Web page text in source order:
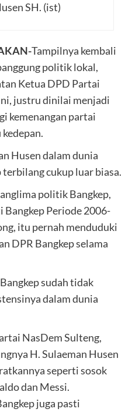
SH. (ist)
Tampilnya kembali
politik lokal,
Ketua DPD Partai
justru dinilai menjadi
kemenangan partai
Husen dalam dunia
cukup luar biasa.
politik Bangkep,
Bangkep Periode 2006-
itu pernah menduduki
DPR Bangkep selama
sudah tidak
dalam dunia
NasDem Sulteng,
H. Sulaeman Husen
seperti sosok
dan Messi.
juga pasti